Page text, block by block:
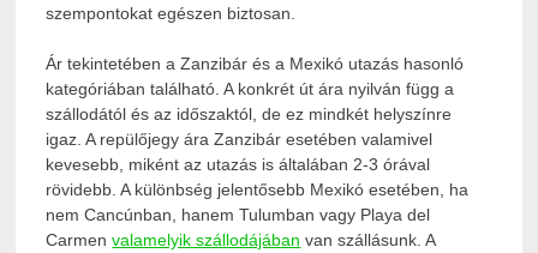
szempontokat egészen biztosan.
Ár tekintetében a Zanzibár és a Mexikó utazás hasonló
kategóriában található. A konkrét út ára nyilván függ a
szállodától és az időszaktól, de ez mindkét helyszínre
igaz. A repülőjegy ára Zanzibár esetében valamivel
kevesebb, miként az utazás is általában 2-3 órával
rövidebb. A különbség jelentősebb Mexikó esetében, ha
nem Cancúnban, hanem Tulumban vagy Playa del
Carmenvalamelyik szállodájában van szállásunk. A